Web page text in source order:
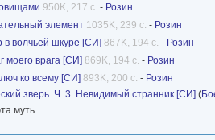
950K, 217 с. - Розин
элемент 1035K, 239 с. - Розин
в волчьей шкуре [СИ] 867K, 194 с. - Розин
моего врага [СИ] 869K, 194 с. - Розин
ко всему [СИ] 893K, 200 с. - Розин
зверь. Ч. 3. Невидимый странник [СИ] (
муть..